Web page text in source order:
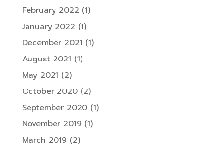
February 2022 (1)
January 2022 (1)
December 2021 (1)
August 2021 (1)
May 2021 (2)
October 2020(2)
September 2020(1)
November 2019 (1)
March 2019 (2)